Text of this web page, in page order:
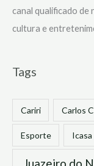
canal qualificado de
cultura e
Tags
Cariri Carlos
Esporte Icasa